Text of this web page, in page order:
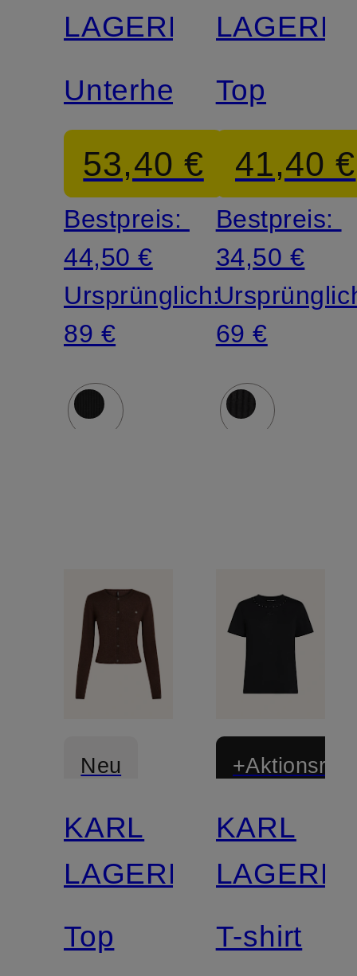
LAGERFELD
Unterhemd
53,40 €
Bestpreis:
44,50 €
Ursprünglich:
89 €
Top
41,40 €
Bestpreis:
34,50 €
69 €
Neu
KARL
LAGERFELD
Top
KARL
T-shirt